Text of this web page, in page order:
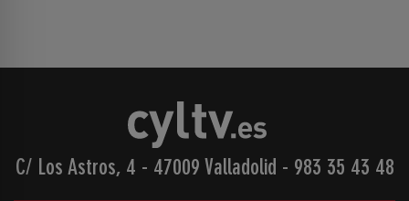
C/ Los Astros, 4 - 47009 Valladolid - 983 35 43 48